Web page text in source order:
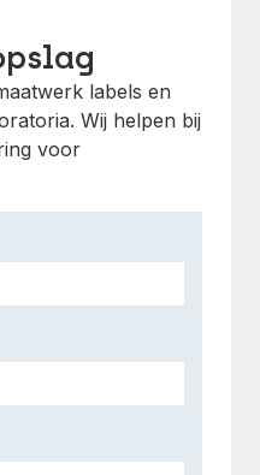
labels en
Wij helpen bij
voor